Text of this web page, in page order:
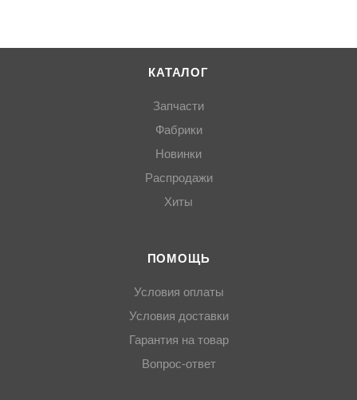
КАТАЛОГ
Запчасти
Фабрики
Новинки
Распродажи
Хиты
ПОМОЩЬ
Условия оплаты
Условия доставки
Гарантия на товар
Вопрос-ответ